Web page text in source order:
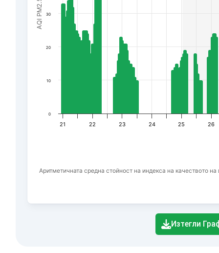
Аритметичната средна стойност на индекса на качеството
AQI PM2.5
21 22 23 24 25 26
0
10
20
30
Изтегли